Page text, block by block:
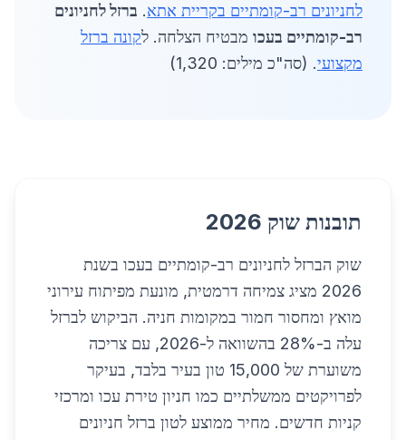
לחניונים רב-קומתיים בקריית אתא. ברזל לחניונים
רב-קומתיים בעכו מבטיח הצלחה. לקונה ברזל
מקצועי. (סה"כ מילים: 1,320)
תובנות שוק 2026
שוק הברזל לחניונים רב-קומתיים בעכו בשנת
2026 מציג צמיחה דרמטית, מונעת מפיתוח עירוני
מואץ ומחסור חמור במקומות חניה. הביקוש לברזל
עלה ב-28% בהשוואה ל-2026, עם צריכה
משוערת של 15,000 טון בעיר בלבד, בעיקר
לפרויקטים ממשלתיים כמו חניון טירת עכו ומרכזי
קניות חדשים. מחיר ממוצע לטון ברזל חניונים